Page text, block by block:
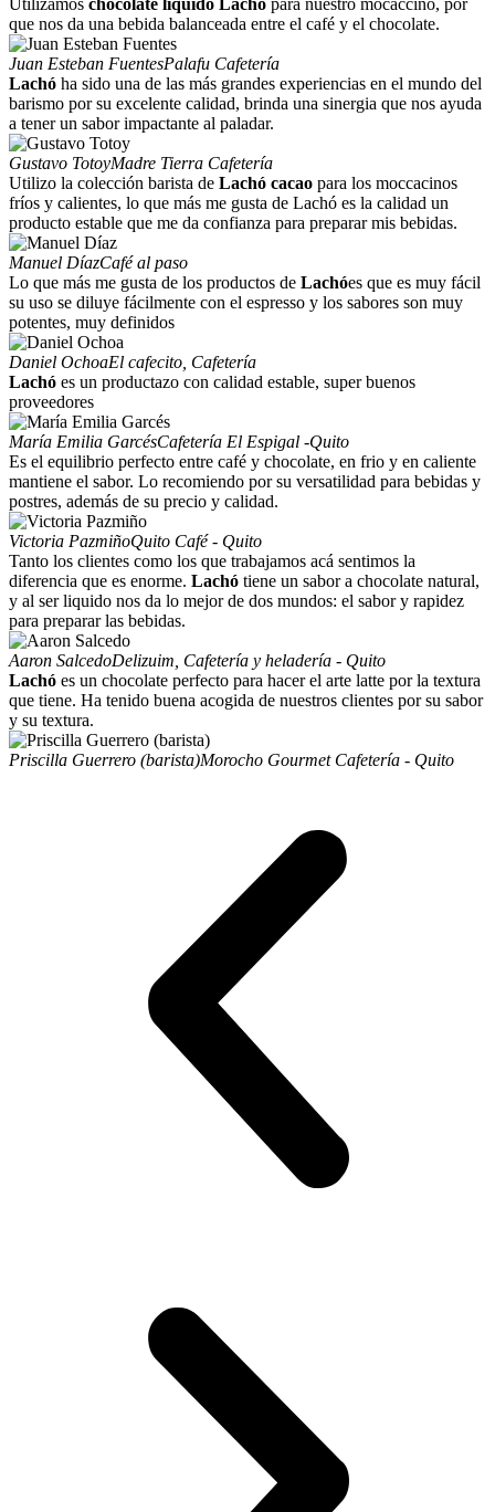
que nos da una bebida balanceada entre el café y el chocolate.
Juan Esteban FuentesPalafu Cafetería
Lachó ha sido una de las más grandes experiencias en el mundo del
barismo por su excelente calidad, brinda una sinergia que nos ayuda
a tener un sabor impactante al paladar.
Gustavo TotoyMadre Tierra Cafetería
Utilizo la colección barista de Lachó cacao para los moccacinos
fríos y calientes, lo que más me gusta de Lachó es la calidad un
producto estable que me da confianza para preparar mis bebidas.
Manuel DíazCafé al paso
Lo que más me gusta de los productos de Lachóes que es muy fácil
su uso se diluye fácilmente con el espresso y los sabores son muy
potentes, muy definidos
Daniel OchoaEl cafecito, Cafetería
Lachó es un productazo con calidad estable, super buenos
proveedores
María Emilia GarcésCafetería El Espigal -Quito
Es el equilibrio perfecto entre café y chocolate, en frio y en caliente
mantiene el sabor. Lo recomiendo por su versatilidad para bebidas y
postres, además de su precio y calidad.
Victoria PazmiñoQuito Café - Quito
Tanto los clientes como los que trabajamos acá sentimos la
diferencia que es enorme. Lachó tiene un sabor a chocolate natural,
y al ser liquido nos da lo mejor de dos mundos: el sabor y rapidez
para preparar las bebidas.
Aaron SalcedoDelizuim, Cafetería y heladería - Quito
Lachó es un chocolate perfecto para hacer el arte latte por la textura
que tiene. Ha tenido buena acogida de nuestros clientes por su sabor
y su textura.
Priscilla Guerrero (barista)Morocho Gourmet Cafetería - Quito